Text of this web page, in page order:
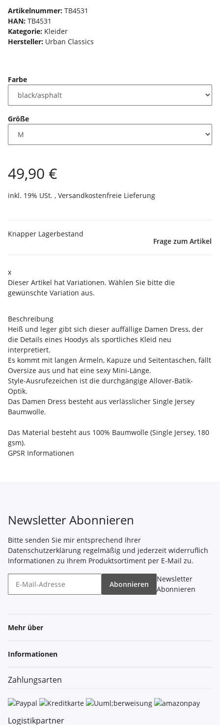
Artikelnummer: TB4531
HAN: TB4531
Kategorie: Kleider
Hersteller: Urban Classics
Farbe
Größe
49,90 €
inkl. 19% USt. , Versandkostenfreie Lieferung
Knapper Lagerbestand
Frage zum Artikel
x
Dieser Artikel hat Variationen. Wählen Sie bitte die
gewünschte Variation aus.
Beschreibung
Heiß und leger gibt sich dieser auffällige Damen Dress, der
die Details eines Hoodys als sportliches Kleid neu
interpretiert.
Es kommt mit langen Ärmeln, Kapuze und Seitentaschen, fällt
Oversize aus und hat eine sexy Mini-Länge.
Style-Ausrufezeichen ist die durchgängige Allover-Batik-
Optik.
Das Damen Dress besteht aus verlässlicher Single Jersey
Baumwolle.
Das Material besteht aus 100% Baumwolle (Single Jersey, 180
gsm).
GPSR Informationen
Newsletter Abonnieren
Bitte senden Sie mir entsprechend Ihrer
Datenschutzerklärung regelmäßig und jederzeit widerruflich
Informationen zu Ihrem Produktsortiment per E-Mail zu.
Abonnieren
Newsletter
Abonnieren
Mehr über
Informationen
Zahlungsarten
Logistikpartner